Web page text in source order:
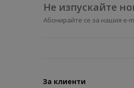
Не изпускайте
Абонирайте се за нашия e-
За клиенти